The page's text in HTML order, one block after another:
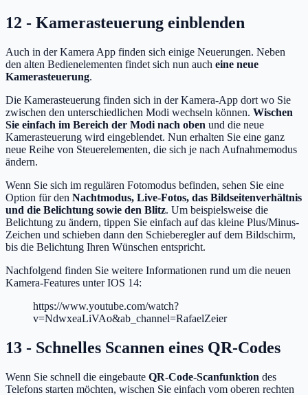
12 - Kamerasteuerung einblenden
Auch in der Kamera App finden sich einige Neuerungen. Neben
den alten Bedienelementen findet sich nun auch eine neue
Kamerasteuerung.
Die Kamerasteuerung finden sich in der Kamera-App dort wo Sie
zwischen den unterschiedlichen Modi wechseln können. Wischen
Sie einfach im Bereich der Modi nach oben und die neue
Kamerasteuerung wird eingeblendet. Nun erhalten Sie eine ganz
neue Reihe von Steuerelementen, die sich je nach Aufnahmemodus
ändern.
Wenn Sie sich im regulären Fotomodus befinden, sehen Sie eine
Option für den Nachtmodus, Live-Fotos, das Bildseitenverhältnis
und die Belichtung sowie den Blitz. Um beispielsweise die
Belichtung zu ändern, tippen Sie einfach auf das kleine Plus/Minus-
Zeichen und schieben dann den Schieberegler auf dem Bildschirm,
bis die Belichtung Ihren Wünschen entspricht.
Nachfolgend finden Sie weitere Informationen rund um die neuen
Kamera-Features unter IOS 14:
https://www.youtube.com/watch?
v=NdwxeaLiVAo&ab_channel=RafaelZeier
13 - Schnelles Scannen eines QR-Codes
Wenn Sie schnell die eingebaute QR-Code-Scanfunktion des
Telefons starten möchten, wischen Sie einfach vom oberen rechten